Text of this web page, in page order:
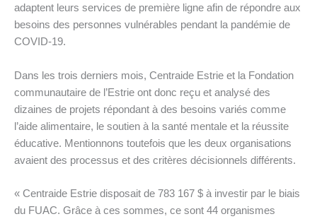
adaptent leurs services de première ligne afin de répondre aux
besoins des personnes vulnérables pendant la pandémie de
COVID-19.
Dans les trois derniers mois, Centraide Estrie et la Fondation
communautaire de l’Estrie ont donc reçu et analysé des
dizaines de projets répondant à des besoins variés comme
l’aide alimentaire, le soutien à la santé mentale et la réussite
éducative. Mentionnons toutefois que les deux organisations
avaient des processus et des critères décisionnels différents.
« Centraide Estrie disposait de 783 167 $ à investir par le biais
du FUAC. Grâce à ces sommes, ce sont 44 organismes